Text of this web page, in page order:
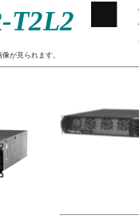
T2L2
が見られます。